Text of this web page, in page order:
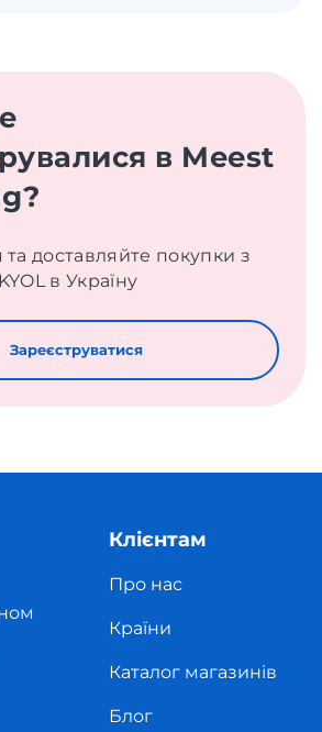
в Meest
та доставляйте покупки з
в Україну
Зареєструватися
Клієнтам
Про нас
Країни
Каталог магазинів
Блог